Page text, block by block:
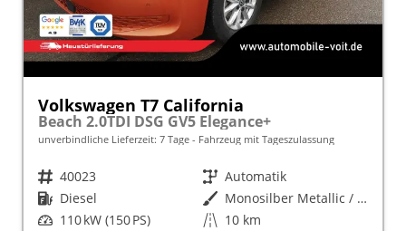
Volkswagen T7 California
Beach 2.0TDI DSG GV5 Elegance+
unverbindliche Lieferzeit: 7 Tage Fahrzeug mit Tageszulassung
Fahrzeugnr. 40023 Getriebe Automatik
Kraftstoff Diesel Außenfarbe
Monosilber Metallic / Energeticorange Metallic
Leistung 110 kW (150 PS) Kilometerstand 10 km